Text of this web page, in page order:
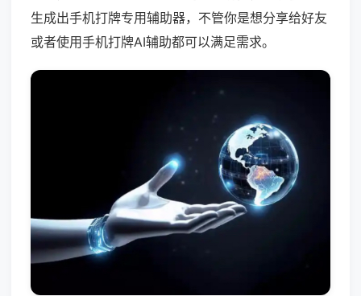
生成出手机打牌专用辅助器，不管你是想分享给好友
或者使用手机打牌AI辅助都可以满足需求。